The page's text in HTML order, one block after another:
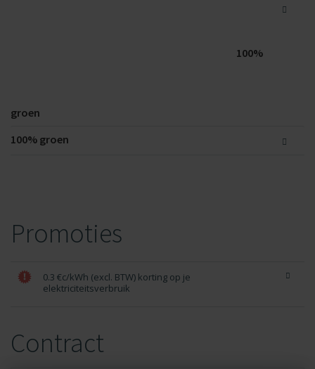
100%
groen
100% groen
Promoties
0.3 €c/kWh (excl. BTW) korting op je
elektriciteitsverbruik
Contract